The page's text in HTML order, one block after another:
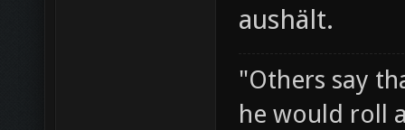
aushält.
"Others say
he would roll